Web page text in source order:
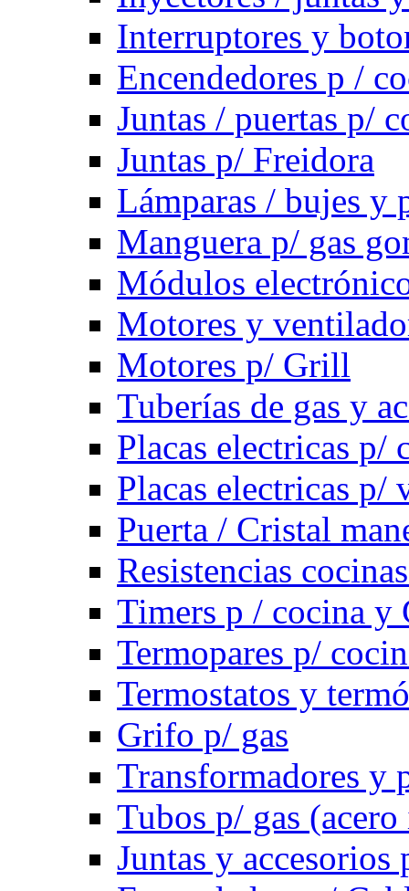
Interruptores y
Encendedores p /
Juntas / puertas p/
Juntas p/ Freidora
Lámparas / bujes y
Manguera p/ gas
Módulos
Motores y
Motores p/ Grill
Tuberías de gas y
Placas electricas p/
Placas electricas p/
Puerta / Cristal
Resistencias
Timers p / cocina y
Termopares p/
Termostatos y
Grifo p/ gas
Transformadores y
Tubos p/ gas
Juntas y accesorios